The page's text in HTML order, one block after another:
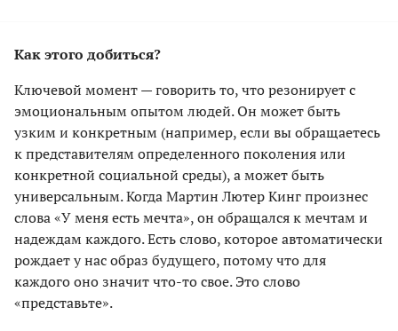
Как этого добиться?
Ключевой момент — говорить то, что резонирует с
эмоциональным опытом людей. Он может быть
узким и конкретным (например, если вы обращаетесь
к представителям определенного поколения или
конкретной социальной среды), а может быть
универсальным. Когда Мартин Лютер Кинг произнес
слова «У меня есть мечта», он обращался к мечтам и
надеждам каждого. Есть слово, которое автоматически
рождает у нас образ будущего, потому что для
каждого оно значит что-то свое. Это слово
«представьте».